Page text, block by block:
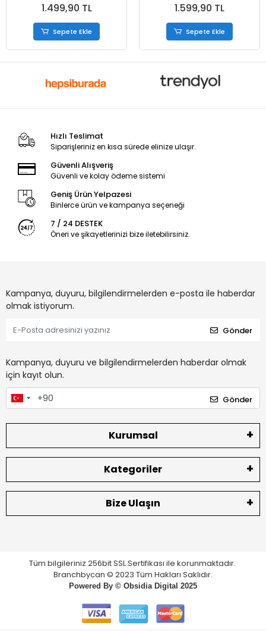
1.499,90 TL
Sepete Ekle
1.599,90 TL
Sepete Ekle
Hızlı Teslimat
Siparişleriniz en kısa sürede elinize ulaşır.
Güvenli Alışveriş
Güvenli ve kolay ödeme sistemi
Geniş Ürün Yelpazesi
Binlerce ürün ve kampanya seçeneği
7 / 24 DESTEK
Öneri ve şikayetlerinizi bize iletebilirsiniz.
Kampanya, duyuru, bilgilendirmelerden e-posta ile haberdar
olmak istiyorum.
Gönder
Kampanya, duyuru ve bilgilendirmelerden haberdar olmak
için kayıt olun.
Gönder
Kurumsal
Kategoriler
Bize Ulaşın
Tüm bilgileriniz 256bit SSL Sertifikası ile korunmaktadır.
Branchbycan © 2023 Tüm Hakları Saklıdır.
Powered By © Obsidia Digital 2025